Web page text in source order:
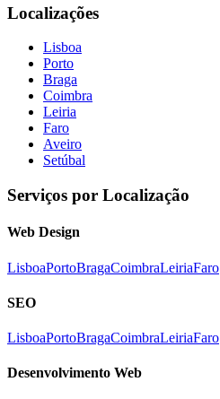
Localizações
Lisboa
Porto
Braga
Coimbra
Leiria
Faro
Aveiro
Setúbal
Serviços por Localização
Web Design
LisboaPortoBragaCoimbraLeiriaFaro
SEO
LisboaPortoBragaCoimbraLeiriaFaro
Desenvolvimento Web